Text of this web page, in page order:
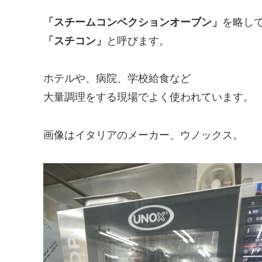
「スチームコンベクションオーブン」 を略し
「スチコン」
と呼びます。
ホテルや、病院、学校給食など
大量調理をする現場でよく使われています。
画像はイタリアのメーカー、ウノックス。